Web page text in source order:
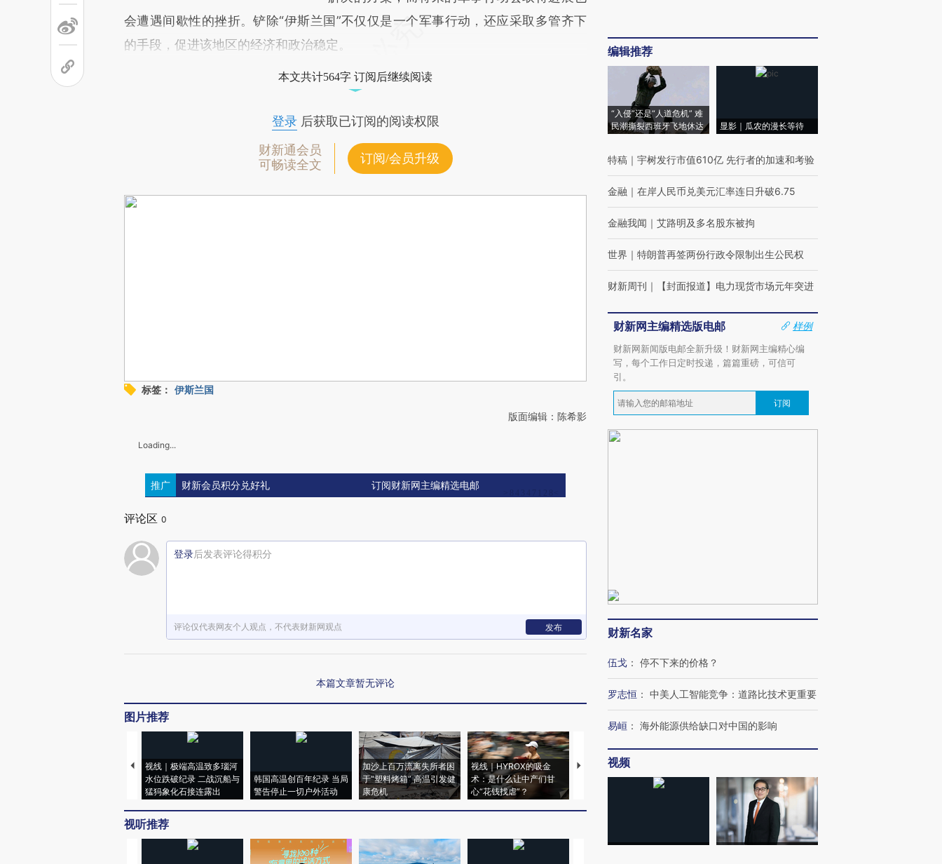
会遭遇间歇性的挫折。铲除“伊斯兰国”不仅仅是一个军事行动，还应采取多管齐下
的手段，促进该地区的经济和政治稳定。
本文共计564字 订阅后继续阅读
登录后获取已订阅的阅读权限
财新通会员
可畅读全文
订阅/会员升级
标签： 伊斯兰国
版面编辑：陈希影
Loading...
推广 财新会员积分兑好礼 订阅财新网主编精选电邮
评论区 0
登录后发表评论得积分
评论仅代表网友个人观点，不代表财新网观点 发布
本篇文章暂无评论
图片推荐
视线｜极端高温致多瑙河
水位跌破纪录 二战沉船与
猛犸象化石接连露出
韩国高温创百年纪录 当局
警告停止一切户外活动
加沙上百万流离失所者困
于“塑料烤箱” 高温引发健
康危机
视线｜HYROX的吸金
术：是什么让中产们甘
心“花钱找虐”？
马航飞行员跨国走私7万
粒摇头丸 尿检体内含3种
度Z世代 用街头抗争将教
育部长拱下台
机”？难民潮撕裂西班牙
飞地休达
视听推荐
编辑推荐
“入侵”还是“人道危机” 难
民潮撕裂西班牙飞地休达
显影｜瓜农的漫长等待
特稿 ｜ 宇树发行市值610亿 先行者的加速和考验
金融 ｜ 在岸人民币兑美元汇率连日升破6.75
金融我闻 ｜ 艾路明及多名股东被拘
世界 ｜ 特朗普再签两份行政令限制出生公民权
财新周刊 ｜ 【封面报道】电力现货市场元年突进
财新网主编精选版电邮
样例
财新网新闻版电邮全新升级！财新网主编精心编
写，每个工作日定时投递，篇篇重磅，可信可
引。
订阅
财新名家
伍戈 ： 停不下来的价格？
罗志恒 ： 中美人工智能竞争：道路比技术更重要
易峘 ： 海外能源供给缺口对中国的影响
视频